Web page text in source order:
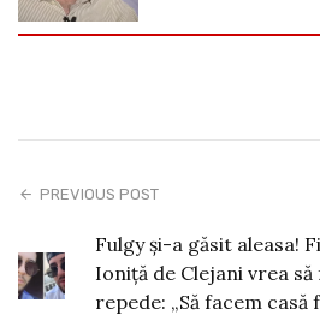
PREVIOUS POST
Fulgy și-a găsit aleasa!
Ioniță de Clejani vrea
repede: „Să facem casă